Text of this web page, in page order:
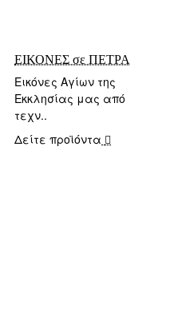
ΕΙΚΟΝΕΣ σε ΠΕΤΡΑ
Εικόνες Αγίων της
Εκκλησίας μας από
τεχν..
Δείτε προϊόντα